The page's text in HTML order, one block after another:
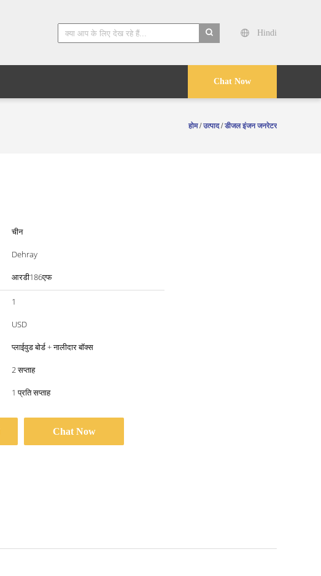
Hindi
Chat Now
होम /उत्पाद/डीजल इंजन जनरेटर
चीन
Dehray
आरडी186एफ
1
USD
प्लाईवुड बोर्ड + नालीदार बॉक्स
2 सप्ताह
1 प्रति सप्ताह
Chat Now